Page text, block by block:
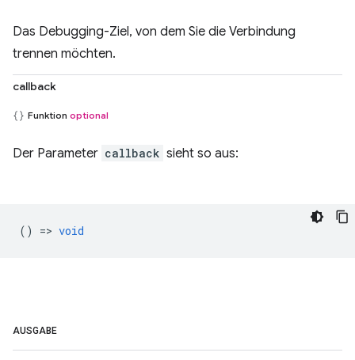
Das Debugging-Ziel, von dem Sie die Verbindung
trennen möchten.
callback
Funktion optional
Der Parameter callback sieht so aus:
() => void
AUSGABE